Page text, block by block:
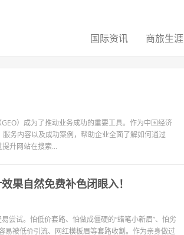
国际资讯 商旅生涯
）成为了推动业务成功的重要工具。作为中国经济
务内容以及成功案例，帮助企业全面了解如何通过
升网站在搜索...
果自然免费补色闭眼入！
尝试。怕低价套路、怕做成僵硬的“蜡笔小新眉”、怕劣
被低价引流、网红模板眉等套路收割。作为亲身做过